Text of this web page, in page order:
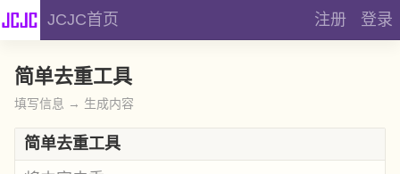
JCJC首页 注册 登录
简单去重工具
填写信息 → 生成内容
简单去重工具